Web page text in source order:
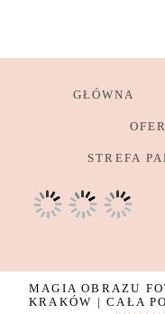
GŁÓWNA
STREFA
MAGIA OBRAZU
KRAKÓW | CAŁA